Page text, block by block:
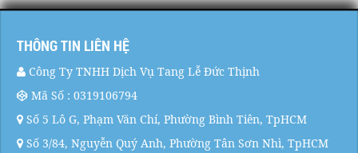
THÔNG TIN LIÊN HỆ
Công Ty TNHH Dịch Vụ Tang Lễ Đức Thịnh
Mã Số : 0319106794
Số 5 Lô G, Phạm Văn Chí, Phường Bình Tiên, TpHCM
Số 3/84, Nguyễn Quý Anh, Phường Tân Sơn Nhì, TpHCM